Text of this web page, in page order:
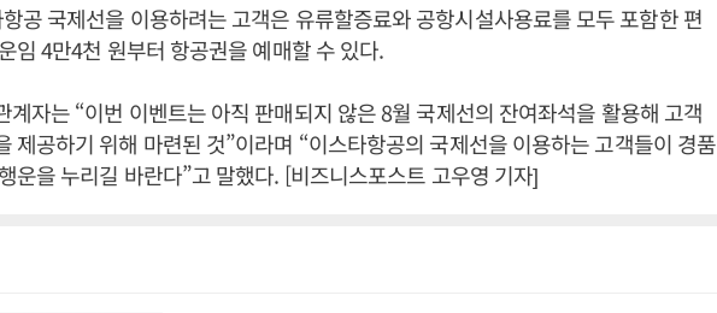
공 국제선을 이용하려는 고객은 유류할증료와 공항시설사용료를 모두 포함한 편
임 4만4천 원부터 항공권을 예매할 수 있다.
계자는 “이번 이벤트는 아직 판매되지 않은 8월 국제선의 잔여좌석을 활용해 고객
제공하기 위해 마련된 것”이라며 “이스타항공의 국제선을 이용하는 고객들이 경품
운을 누리길 바란다”고 말했다. [비즈니스포스트 고우영 기자]